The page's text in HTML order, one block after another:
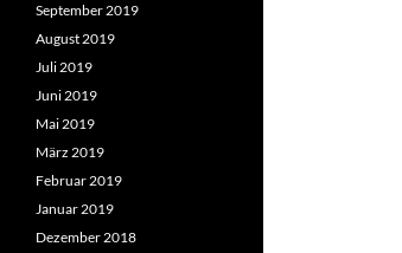
September 2019
August 2019
Juli 2019
Juni 2019
Mai 2019
März 2019
Februar 2019
Januar 2019
Dezember 2018